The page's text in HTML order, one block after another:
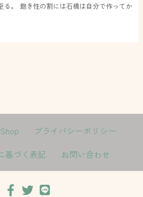
る。 飽き性の割には石橋は自分で作ってか
プライバシーポリシー
基づく表記
お問い合わせ